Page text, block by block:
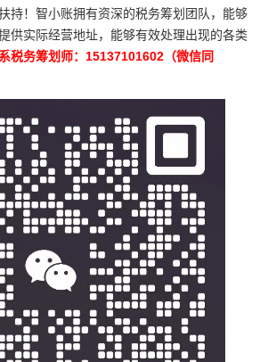
持！智小账拥有资深的税务筹划团队，能够
供实际经营地址，能够有效处理出现的各类
税务筹划师：15137101602（微信同